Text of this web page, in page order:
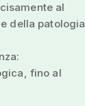
al
della patologia
fino al